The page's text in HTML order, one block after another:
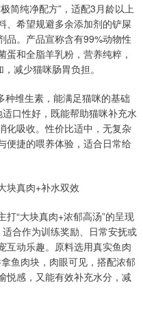
简纯净配方”，适配3月龄以上
、希望规避多余添加剂的铲屎
品。产品宣称含有99%动物性
和全脂羊乳粉，营养纯粹，
减少猫咪肠胃负担。
维生素，能满足猫咪的基础
口性好，既能帮助猫咪补充水
化吸收。性价比适中，无复杂
便捷的喂养体验，适合日常给
块真肉+补水双效
“大块真肉+浓郁高汤”的呈现
合作为训练奖励、日常安抚或
互动乐趣。原料选用真实鱼肉
鱼肉块，肉眼可见，搭配浓郁
悦感，又能有效补充水分，减